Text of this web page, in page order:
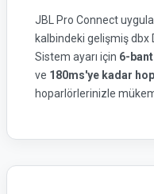
JBL Pro Connect
kalbindeki gelişmiş dbx
Sistem ayarı için 6-
ve 180ms'ye kadar
hoparlörlerinizle